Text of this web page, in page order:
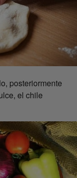
posteriormente
el chile